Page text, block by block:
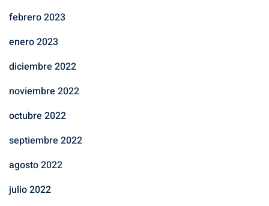
febrero 2023
enero 2023
diciembre 2022
noviembre 2022
octubre 2022
septiembre 2022
agosto 2022
julio 2022